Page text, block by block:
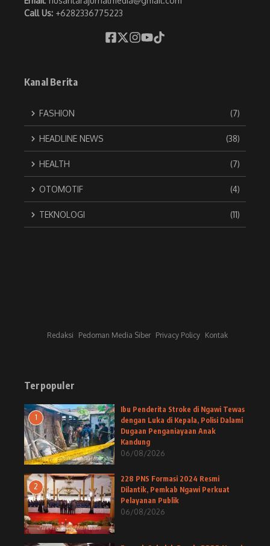
Call Us: +6282336775223
Kanal Berita
FASHION (7)
HEADLINE NEWS (38)
HEALTH (7)
OTOMOTIF (4)
TEKNOLOGI (11)
Redaksi Pedoman Media Siber Privacy Policy Kontak
Terpopuler
1
Ibu Penderita Stroke di Ngawi Tewas
dengan Luka di Kepala, Polisi Dalami
Dugaan Penganiayaan Anak
Kandung
06/08/2026
2
228 PNS Formasi 2024 Resmi
Dilantik, Pemkab Ngawi Perkuat
Pelayanan Publik
06/08/2026